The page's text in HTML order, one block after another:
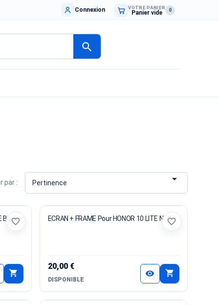
Connexion VOTRE PANIER
Panier vide 0
search
par : Pertinence 
BLEU
shopping_cart
favorite_border ECRAN + FRAME Pour HONOR 10 LITE NOIR
20,00 €
DISPONIBLE
visibility shopping_cart
favorite_border